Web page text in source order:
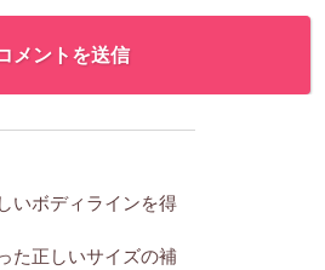
いボディラインを得
た正しいサイズの補